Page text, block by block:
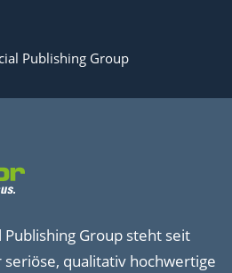
Publishing Group
Publishing Group steht seit
seriöse, qualitativ hochwertige